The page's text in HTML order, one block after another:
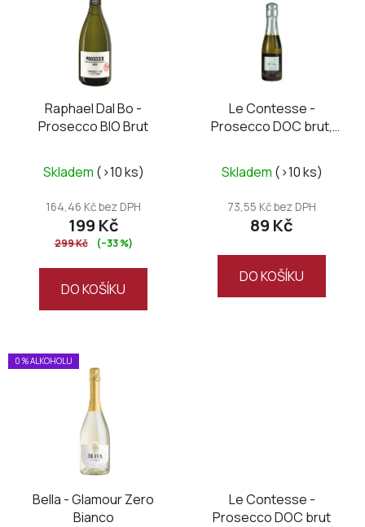
Raphael Dal Bo -
Prosecco BIO Brut
Skladem (>10 ks)
164,46 Kč bez DPH
199 Kč
299 Kč (–33 %)
DO KOŠÍKU
Le Contesse -
Prosecco DOC brut,
Skladem (>10 ks)
73,55 Kč bez DPH
89 Kč
DO KOŠÍKU
0 % ALKOHOLU
Bella - Glamour Zero
Bianco
Le Contesse -
Prosecco DOC brut